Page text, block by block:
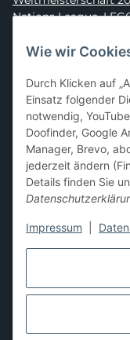
Nations League,
Card Sleeves,
Magnetic Holder,
Deckboxen ,Playmats
Wie wir
Durch Klicken auf
Einsatz folgender
notwendig,
Doofinder, Google
Manager, Brevo,
jederzeit ändern
Details finden Sie
Impressum